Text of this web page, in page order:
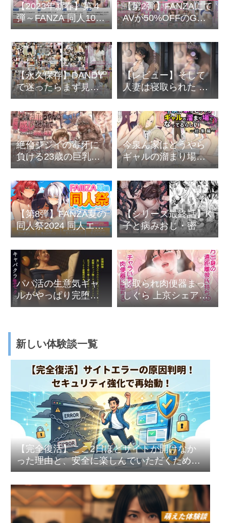
【2023年新春】第４
弾～FANZA 同人10円
セール開催
【第2弾】FANZAにて
AVが50%OFFのGW
キャンペーン開催中
【永久保存】DANDY
で迷ったらまず見る
べき動画ベスト５～
特殊性癖の野郎ども
へ
【レビュー】そして
人妻は寝取られた by
あらくれ
絶倫ジジイの毒牙に
負ける23歳の巨乳ち
ゃんが快楽堕ちしま
くり【追記あり】
今泉ん家はどうやら
ギャルの溜まり場に
なってるらしい 総集
編
【第8弾】FANZA夏の
同人祭2024 同人エロ
漫画10円キャンペー
ン他
【シリーズ最終話】K
子と病みおじ・密
パパ活の生意気ギャ
ルがやっぱり完堕ち
する最高の展開＠寺
寝取られ肉便器まっ
しぐら 上京シェアハ
ウス2～本物のオスを
新しい体験談一覧
【完全復活】ここ2日ほどサイトが開けなか
った理由と、安全に楽しんでいただくための
セキュリティ強化のお話